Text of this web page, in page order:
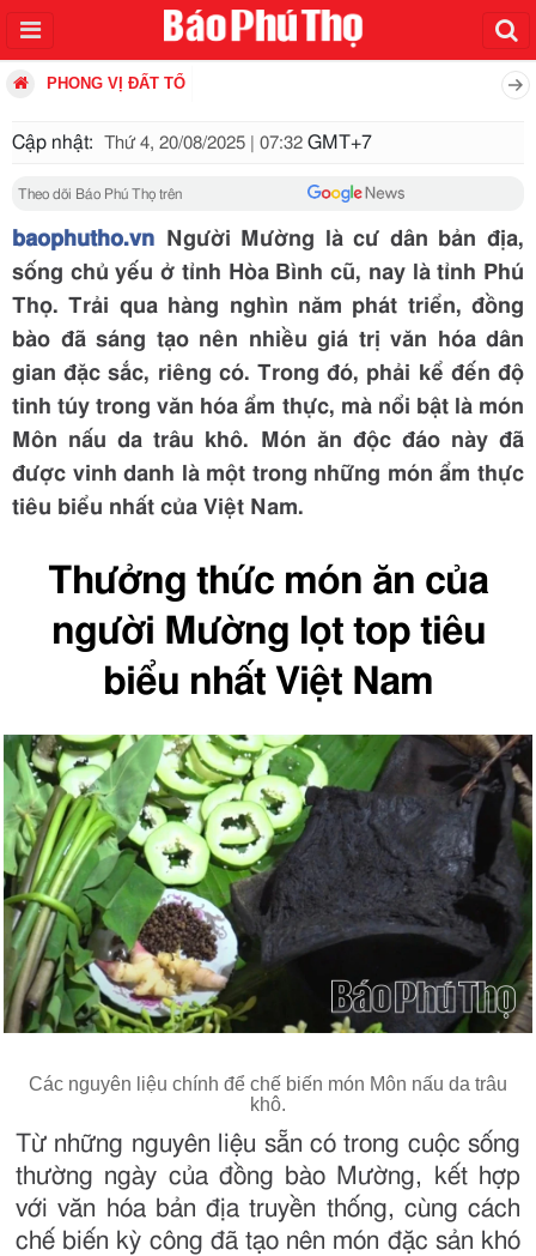
PHONG VỊ ĐẤT TỔ
Cập nhật: Thứ 4, 20/08/2025 | 07:32 GMT+7
Theo dõi Báo Phú Thọ trên
baophutho.vn Người Mường là cư dân bản địa,
sống chủ yếu ở tỉnh Hòa Bình cũ, nay là tỉnh Phú
Thọ. Trải qua hàng nghìn năm phát triển, đồng
bào đã sáng tạo nên nhiều giá trị văn hóa dân
gian đặc sắc, riêng có. Trong đó, phải kể đến độ
tinh túy trong văn hóa ẩm thực, mà nổi bật là món
Môn nấu da trâu khô. Món ăn độc đáo này đã
được vinh danh là một trong những món ẩm thực
tiêu biểu nhất của Việt Nam.
Thưởng thức món ăn của
người Mường lọt top tiêu
biểu nhất Việt Nam
Các nguyên liệu chính để chế biến món Môn nấu da trâu
khô.
Từ những nguyên liệu sẵn có trong cuộc sống
thường ngày của đồng bào Mường, kết hợp
với văn hóa bản địa truyền thống, cùng cách
chế biến kỳ công đã tạo nên món đặc sản khó